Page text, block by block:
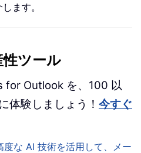
ます。
ツール
for Outlook を、100 以
体験しましょう！ 今すぐ
度な AI 技術を活用して、メー